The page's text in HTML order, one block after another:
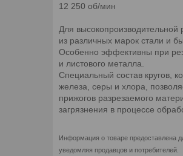
12 250 об/мин
Для высокопроизводительной
из различных марок стали и
Особенно эффективны при
и листового металла.
Специальный состав кругов,
железа, серы и хлора,
прижогов разрезаемого
загрязнения в процессе
Информация о товаре предоставлена
уведомляя продавцов и потребителей.